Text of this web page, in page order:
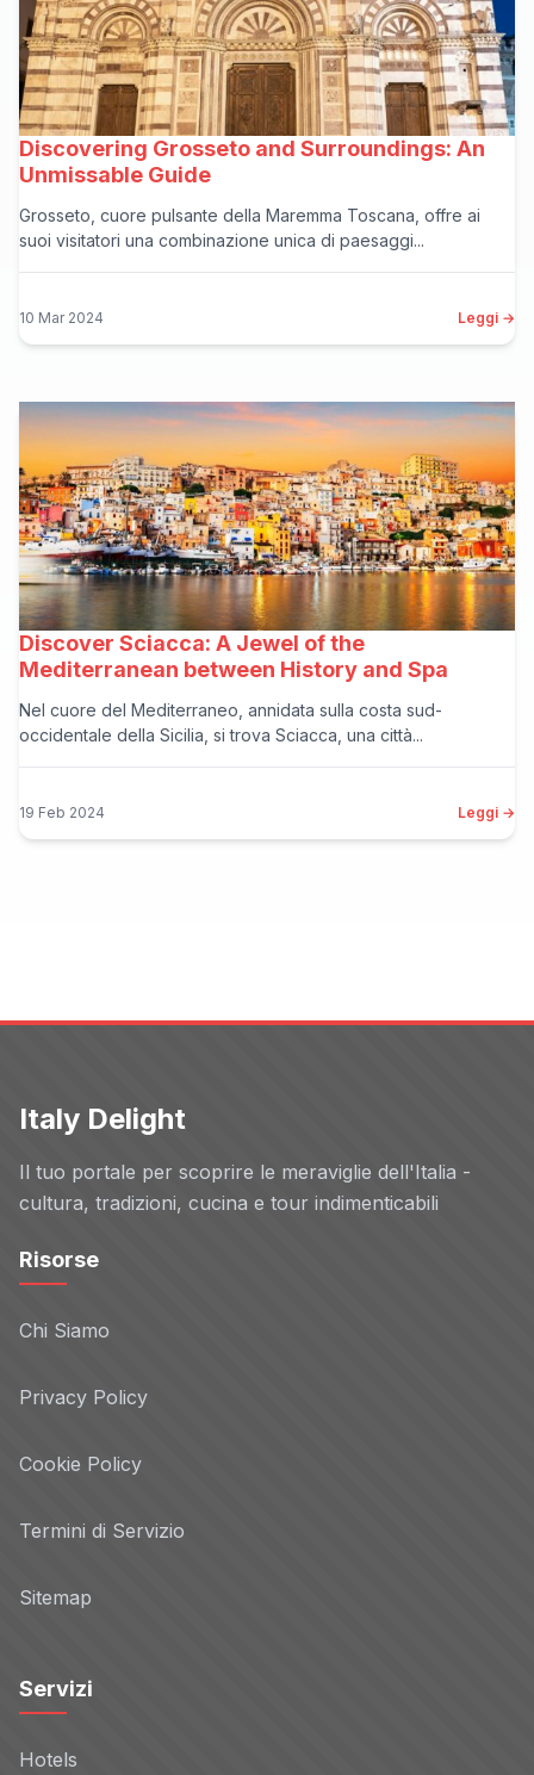
Discovering Grosseto and Surroundings: An
Unmissable Guide
Grosseto, cuore pulsante della Maremma Toscana, offre ai
suoi visitatori una combinazione unica di paesaggi...
10 Mar 2024 Leggi →
Discover Sciacca: A Jewel of the
Mediterranean between History and Spa
Nel cuore del Mediterraneo, annidata sulla costa sud-
occidentale della Sicilia, si trova Sciacca, una città...
19 Feb 2024 Leggi →
Italy Delight
Il tuo portale per scoprire le meraviglie dell'Italia -
cultura, tradizioni, cucina e tour indimenticabili
Risorse
Chi Siamo
Privacy Policy
Cookie Policy
Termini di Servizio
Sitemap
Servizi
Hotels